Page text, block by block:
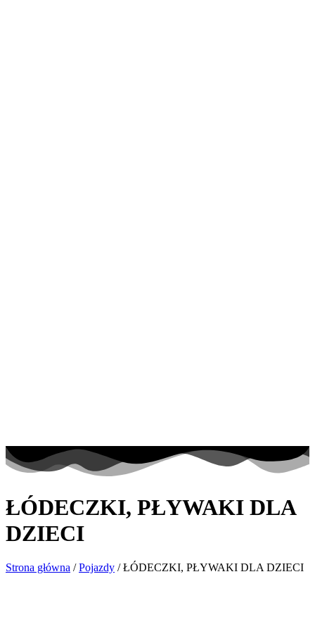
ŁÓDECZKI, PŁYWAKI DLA
DZIECI
Strona główna /Pojazdy / ŁÓDECZKI, PŁYWAKI DLA DZIECI